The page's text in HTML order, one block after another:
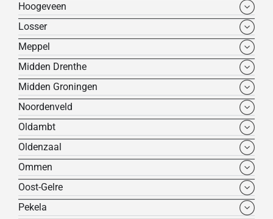
Hoogeveen
Losser
Meppel
Midden Drenthe
Midden Groningen
Noordenveld
Oldambt
Oldenzaal
Ommen
Oost-Gelre
Pekela